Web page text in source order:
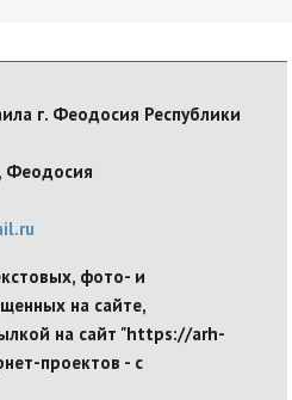
г. Феодосия Республики
Феодосия
фото- и
на сайте,
на сайт "https://arh-
проектов - с